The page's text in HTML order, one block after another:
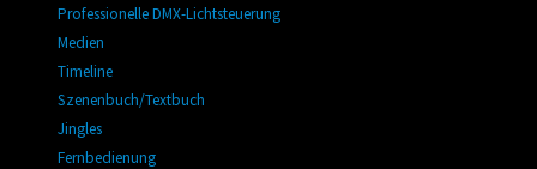
Professionelle DMX-Lichtsteuerung
Medien
Timeline
Szenenbuch/Textbuch
Jingles
Fernbedienung